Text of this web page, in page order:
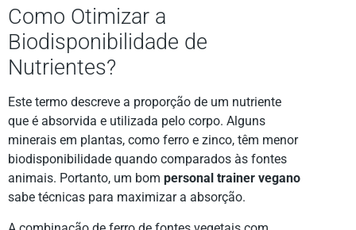
Como Otimizar a
Biodisponibilidade de
Nutrientes?
Este termo descreve a proporção de um nutriente
que é absorvida e utilizada pelo corpo. Alguns
minerais em plantas, como ferro e zinco, têm menor
biodisponibilidade quando comparados às fontes
animais. Portanto, um bom personal trainer vegano
sabe técnicas para maximizar a absorção.